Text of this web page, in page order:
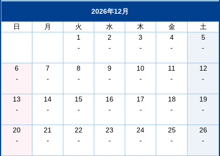
2026年12月
日
月 火 水 木 金
土
1
-
2
-
3
-
4
-
5
-
6
-
7
-
8
-
9
-
10
-
11
-
12
-
13
-
14
-
15
-
16
-
17
-
18
-
19
-
20
-
21
-
22
-
23
-
24
-
25
-
26
-